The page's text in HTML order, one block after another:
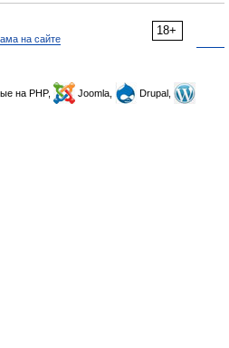
18+
на сайте
на PHP, Joomla,
Drupal,